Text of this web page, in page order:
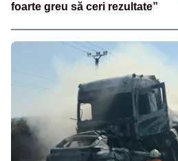
foarte greu să ceri rezultate”